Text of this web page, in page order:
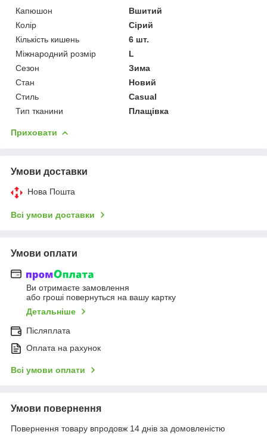
Капюшон
Вшитий
Колір
Сірий
Кількість кишень
6 шт.
Міжнародний розмір
L
Сезон
Зима
Стан
Новий
Стиль
Casual
Тип тканини
Плащівка
Приховати
Умови доставки
Нова Пошта
Всі умови доставки
Умови оплати
Ви отримаєте замовлення
або гроші повернуться на вашу картку
Детальніше
Післяплата
Оплата на рахунок
Всі умови оплати
Умови повернення
Повернення товару впродовж 14 днів за домовленістю